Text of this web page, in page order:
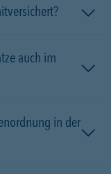
auch im
in der